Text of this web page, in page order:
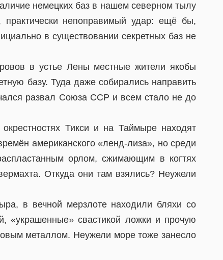
немецких баз в нашем северном тылу
практически непоправимый удар: ещё бы,
в существовании секретных баз не
в устье Лены местные жители якобы
базу. Туда даже собирались направить
развал Союза ССР и всем стало не до
Тикси и на Таймыре находят
американского «ленд-лиза», но среди
орлом, сжимающим в когтях
Откуда они там взялись? Неужели
в вечной мерзлоте находили бляхи со
«украшенные» свастикой ложки и прочую
металлом. Неужели море тоже занесло